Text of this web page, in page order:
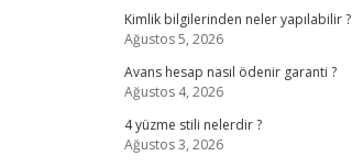
Kimlik bilgilerinden neler yapılabilir ?
Ağustos 5, 2026
Avans hesap nasıl ödenir garanti ?
Ağustos 4, 2026
4 yüzme stili nelerdir ?
Ağustos 3, 2026